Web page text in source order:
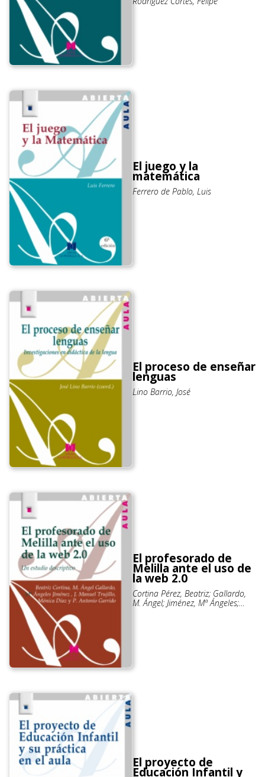
El juego y la
matemática
Ferrero de Pablo, Luis
El proceso de enseñar
lenguas
Lino Barrio, José
El profesorado de
Melilla ante el uso de
la web 2.0
Cortina Pérez, Beatriz; Gallardo,
M. Ángel; Jiménez, Mª Ángeles;
El proyecto de
Educación Infantil y